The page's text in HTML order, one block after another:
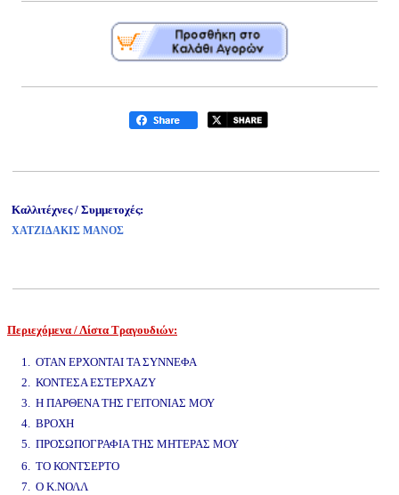
Καλλιτέχνες / Συμμετοχές:
ΧΑΤΖΙΔΑΚΙΣ ΜΑΝΟΣ
Περιεχόμενα / Λίστα Τραγουδιών:
1. ΟΤΑΝ ΕΡΧΟΝΤΑΙ ΤΑ ΣΥΝΝΕΦΑ
2. ΚΟΝΤΕΣΑ ΕΣΤΕΡΧΑΖΥ
3. Η ΠΑΡΘΕΝΑ ΤΗΣ ΓΕΙΤΟΝΙΑΣ ΜΟΥ
4. ΒΡΟΧΗ
5. ΠΡΟΣΩΠΟΓΡΑΦΙΑ ΤΗΣ ΜΗΤΕΡΑΣ ΜΟΥ
6. ΤΟ ΚΟΝΤΣΕΡΤΟ
7. Ο Κ.ΝΟΛΛ